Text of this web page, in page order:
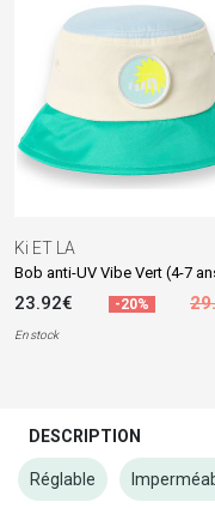
Ki ET LA
Bob anti-UV Vibe Vert (4-7
23.92€ -20%
En stock
DESCRIPTION
Réglable